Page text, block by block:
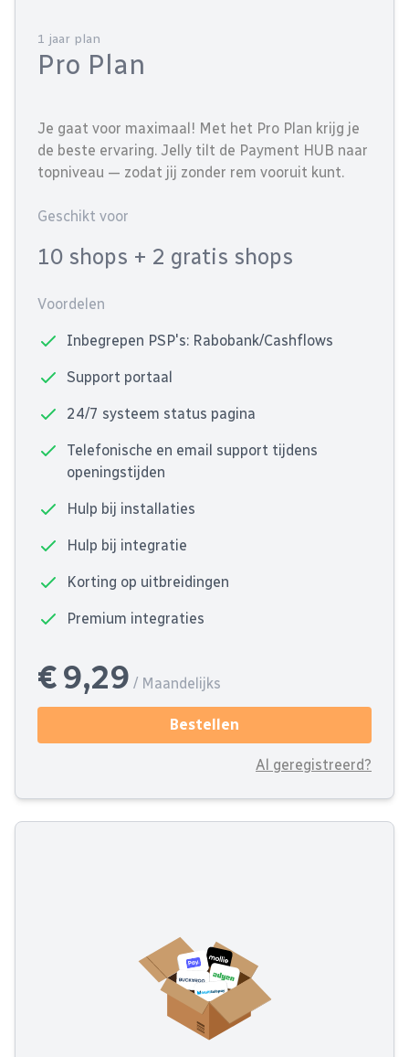
1 jaar plan
Pro Plan
Je gaat voor maximaal! Met het Pro Plan krijg je
de beste ervaring. Jelly tilt de Payment HUB naar
topniveau — zodat jij zonder rem vooruit kunt.
Geschikt voor
10 shops + 2 gratis shops
Voordelen
Inbegrepen PSP's: Rabobank/Cashflows
Support portaal
24/7 systeem status pagina
Telefonische en email support tijdens
openingstijden
Hulp bij installaties
Hulp bij integratie
Korting op uitbreidingen
Premium integraties
€ 9,29 / Maandelijks
Bestellen
Al geregistreerd?